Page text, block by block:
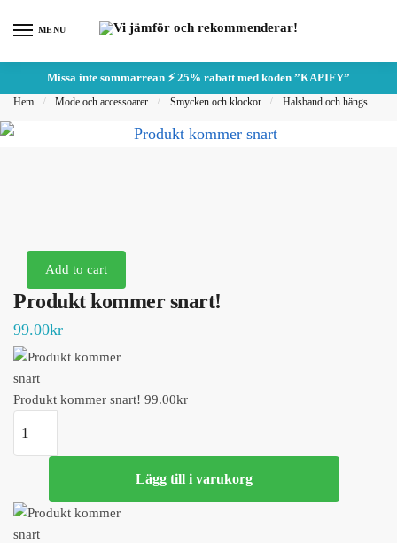
MENU
Missa inte sommarrean ⚡ 25% rabatt med koden ”KAPIFY”
Hem / Mode och accessoarer / Smycken och klockor / Halsband och hängsmycken
Add to cart
Produkt kommer snart!
99.00kr
Produkt kommer snart! 99.00kr
kommer
Lägg till i varukorg